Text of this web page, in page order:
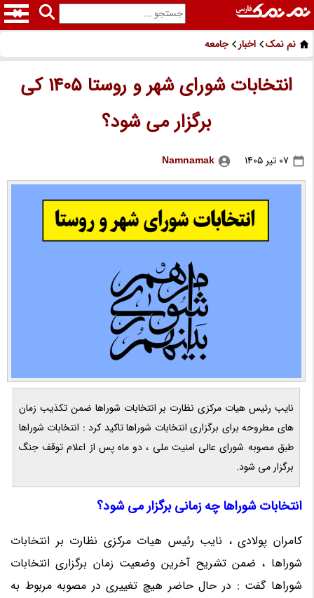
نم نمک اخبار جامعه
انتخابات شورای شهر و روستا 1405 کی
برگزار می شود؟
07 تیر 1405 Namnamak
نایب رئیس هیات مرکزی نظارت بر انتخابات شوراها ضمن تکذیب زمان
های مطروحه برای برگزاری انتخابات شوراها تاکید کرد : انتخابات شوراها
طبق مصوبه شورای عالی امنیت ملی ، دو ماه پس از اعلام توقف جنگ
برگزار می شود.
انتخابات شوراها چه زمانی برگزار می شود؟
کامران پولادی ، نایب رئیس هیات مرکزی نظارت بر انتخابات
شوراها ، ضمن تشریح آخرین وضعیت زمان برگزاری انتخابات
شوراها گفت : در حال حاضر هیچ تغییری در مصوبه مربوط به